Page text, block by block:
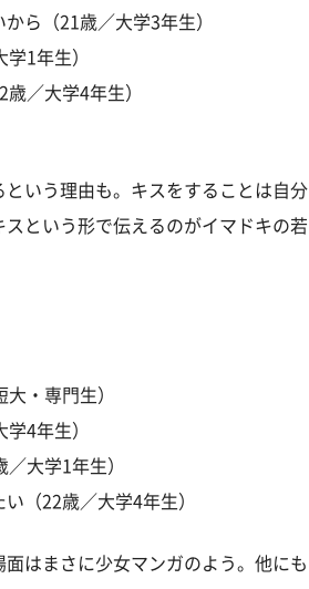
ら（21歳／大学3年生）
1年生）
／大学4年生）
いう理由も。キスをすることは自分
という形で伝えるのがイマドキの若
・専門生）
4年生）
大学1年生）
（22歳／大学4年生）
はまさに少女マンガのよう。他にも